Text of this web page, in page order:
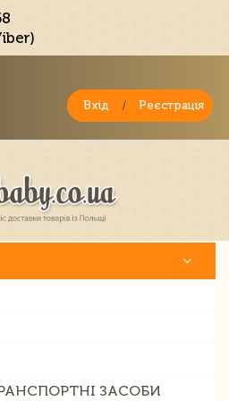
Вхід / Реєстрація
ЗАСОБИ